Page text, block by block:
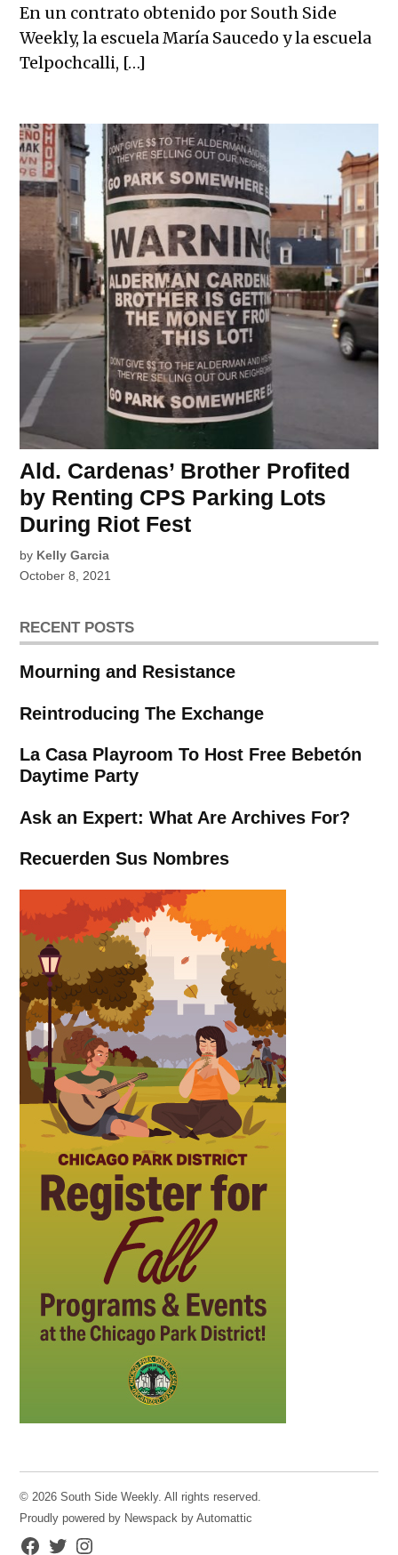
En un contrato obtenido por South Side
Weekly, la escuela María Saucedo y la escuela
Telpochcalli, […]
Ald. Cardenas’ Brother Profited
by Renting CPS Parking Lots
During Riot Fest
by Kelly Garcia
October 8, 2021
RECENT POSTS
Mourning and Resistance
Reintroducing The Exchange
La Casa Playroom To Host Free Bebetón
Daytime Party
Ask an Expert: What Are Archives For?
Recuerden Sus Nombres
© 2026 South Side Weekly. All rights reserved.
Proudly powered by Newspack by Automattic
Facebook
TwitterInstagram